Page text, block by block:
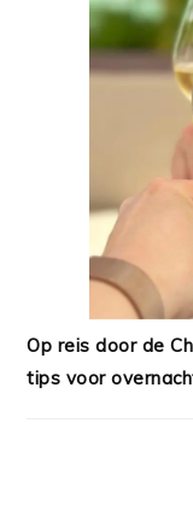
Op reis door de
tips voor